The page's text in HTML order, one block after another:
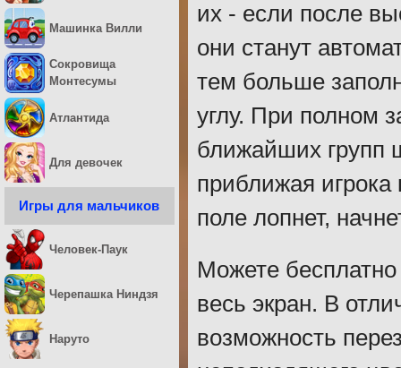
их - если после
они станут
тем больше
углу. При полном
ближайших групп
приближая
поле лопнет,
Можете
весь экран. В
возможность
Машинка Вилли
Сокровища
Монтесумы
Атлантида
Для девочек
Игры для мальчиков
Человек-Паук
Черепашка Ниндзя
Наруто